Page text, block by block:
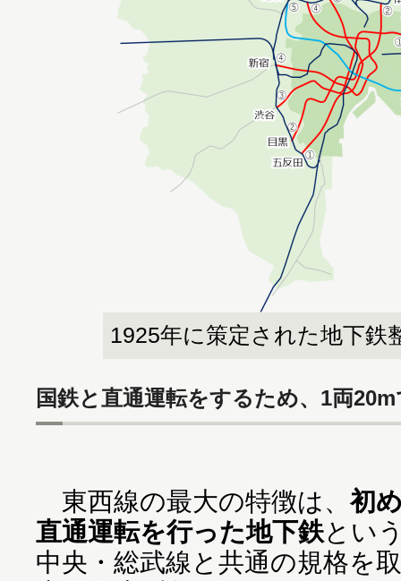
1925年に策定された地下鉄
国鉄と直通運転をするため、1両
東西線の最大の特徴は、初
直通運転を行った地下鉄とい
中央・総武線と共通の規格を